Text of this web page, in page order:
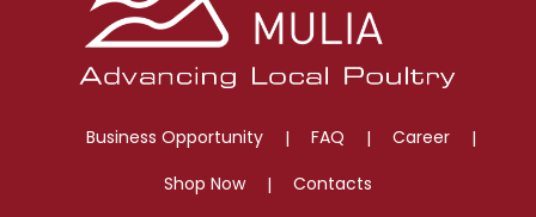
Business Opportunity FAQ
Career
Shop Now
Contacts